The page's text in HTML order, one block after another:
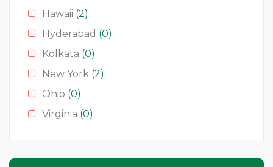
Technology
Hawaii (2)
Hyderabad (0)
Kolkata (0)
New York (2)
Ohio (0)
Virginia (0)